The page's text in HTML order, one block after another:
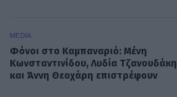
MEDIA
Φόνοι στο Καμπαναριό: Μένη
Κωνσταντινίδου, Λυδία Τζανουδάκη
και Άννη Θεοχάρη επιστρέφουν